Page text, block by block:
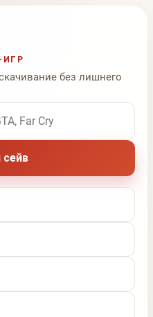
ИГР
без лишнего
сейв